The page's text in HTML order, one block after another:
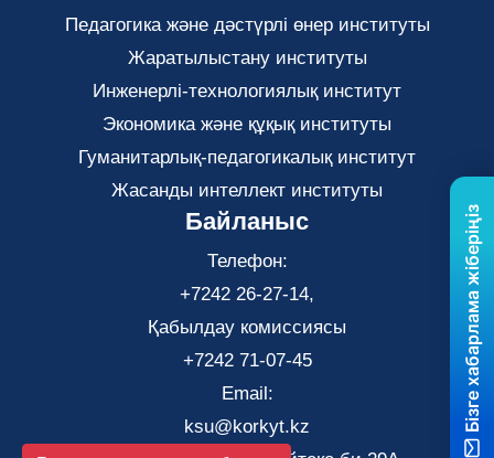
Педагогика және дәстүрлі өнер институты
Жаратылыстану институты
Инженерлі-технологиялық институт
Экономика және құқық институты
Гуманитарлық-педагогикалық институт
Жасанды интеллект институты
Байланыс
Телефон:
+7242 26-27-14,
Қабылдау комиссиясы
+7242 71-07-45
Email:
ksu@korkyt.kz
Бізге хабарлама жіберіңіз